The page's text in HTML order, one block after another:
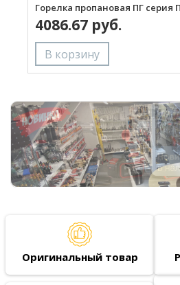
Горелка пропановая ПГ
4086.67 руб.
Оригинальный товар